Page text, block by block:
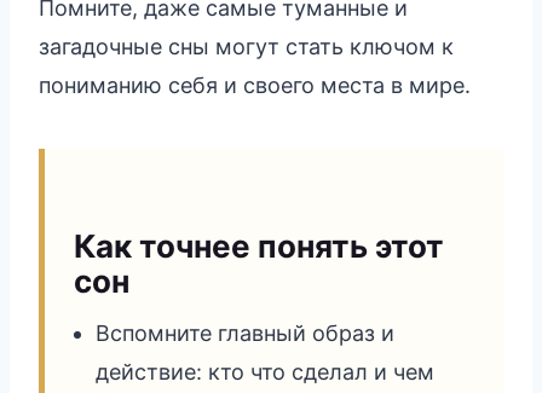
Помните, даже самые туманные и
загадочные сны могут стать ключом к
пониманию себя и своего места в мире.
Как точнее понять этот
сон
Вспомните главный образ и
действие: кто что сделал и чем